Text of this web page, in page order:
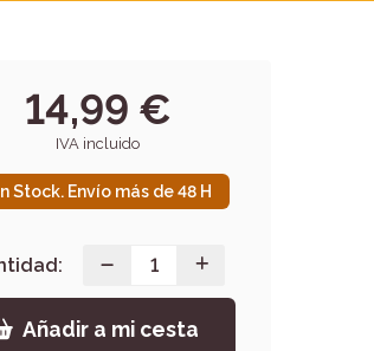
14,99 €
IVA incluido
Stock. Envío más de 48 H
Añadir a mi cesta